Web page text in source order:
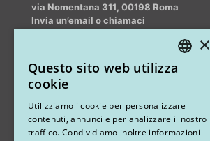
via Nomentana 311, 00198 Roma
Invia un’email o chiamaci
Altri studi
STUDIO MARIANETTI MED
×
Questo sito web utilizza
cookie
Utilizziamo i cookie per personalizzare
contenuti, annunci e per analizzare il nostro
traffico. Condividiamo inoltre informazioni